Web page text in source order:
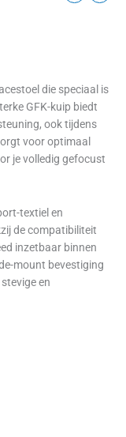
die speciaal is
GFK-kuip biedt
ook tijdens
voor optimaal
je volledig gefocust
textiel en
de compatibiliteit
inzetbaar binnen
mount bevestiging
en